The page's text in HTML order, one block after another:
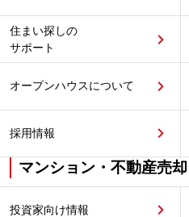
住まい探しの
サポート
オープンハウスについて
採用情報
マンション・不動産売
投資家向け情報